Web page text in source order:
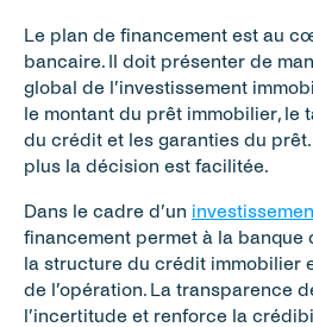
Le plan de financement est au
bancaire. Il doit présenter de
global de l’investissement
le montant du prêt immobilier, le
du crédit et les garanties du
plus la décision est facilitée.
Dans le cadre d’un
financement permet à la banque
la structure du crédit immobilier
de l’opération. La transparence
l’incertitude et renforce la